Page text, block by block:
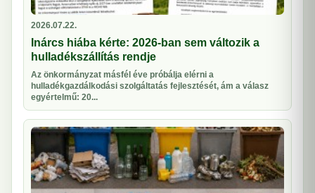
2026.07.22.
Inárcs hiába kérte: 2026-ban sem változik a
hulladékszállítás rendje
Az önkormányzat másfél éve próbálja elérni a
hulladékgazdálkodási szolgáltatás fejlesztését, ám a válasz
egyértelmű: 20...